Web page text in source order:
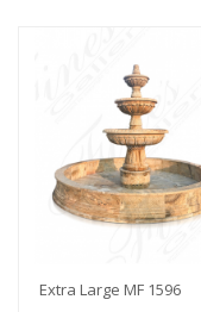
Extra Large MF 1596